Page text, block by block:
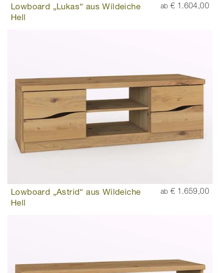
Lowboard „Lukas“ aus Wildeiche
Hell
ab € 1.604,00
Lowboard „Astrid“ aus Wildeiche
Hell
ab € 1.659,00